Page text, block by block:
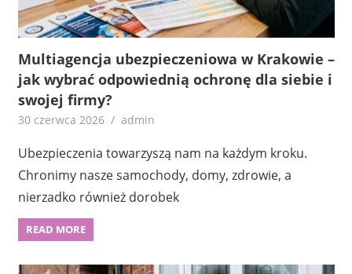
Multiagencja ubezpieczeniowa w Krakowie –
jak wybrać odpowiednią ochronę dla siebie i
swojej firmy?
30 czerwca 2026 admin
Ubezpieczenia towarzyszą nam na każdym kroku.
Chronimy nasze samochody, domy, zdrowie, a
nierzadko również dorobek
READ MORE